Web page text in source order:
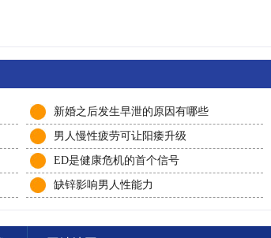
新婚之后发生早泄的原因有哪些
男人慢性疲劳可让阳痿升级
ED是健康危机的首个信号
缺锌影响男人性能力